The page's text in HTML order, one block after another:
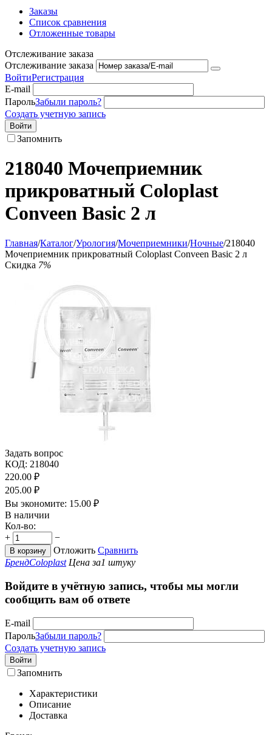
Заказы
Список сравнения
Отложенные товары
Отслеживание заказа
Отслеживание заказа
ВойтиРегистрация
E-mail
ПарольЗабыли пароль?
Создать учетную запись
Войти
Запомнить
218040 Мочеприемник
прикроватный Coloplast
Conveen Basic 2 л
Главная/Каталог/Урология/Мочеприемники/Ночные/218040
Мочеприемник прикроватный Coloplast Conveen Basic 2 л
Скидка 7%
Задать вопрос
КОД: 218040
220.00 ₽
205.00 ₽
Вы экономите: 15.00 ₽
В наличии
Кол-во:
+
−
В корзину Отложить Сравнить
БрендColoplast Цена за1 штуку
Войдите в учётную запись, чтобы мы могли
сообщить вам об ответе
E-mail
ПарольЗабыли пароль?
Создать учетную запись
Войти
Запомнить
Характеристики
Описание
Доставка